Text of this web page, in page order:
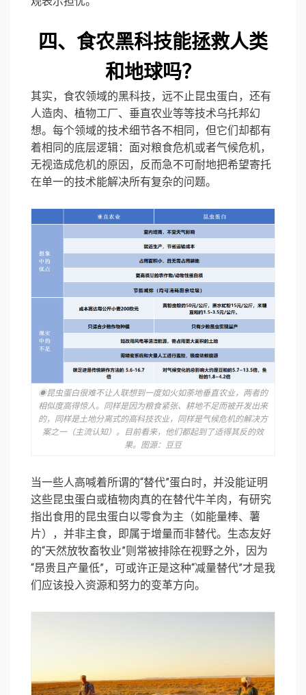
四、 食农黑科技能拯救人类
和地球吗？
其实，食农领域的黑科技，远不止昆虫蛋白，还有
人造肉、植物工厂、垂直农业等等技术乌托邦幻
想。 每个领域的技术细节各不相同，但它们却都有
着相同的底层逻辑：面对粮食危机或者气候危机，
无视造成危机的原因，反而急不可耐地把希望寄托
在单一的技术能解决所有复杂的问题。
◉昆虫蛋白很难不让人联想到一度如火如荼地垂直农业，两者的
相似度高得惊人。同样是因为粮食紧张、耕地不足而被开发出来
的，同样是土地分离式的高科技农业，同样是气候危机的解决方
案之一（主流认知）。目前看来，他们都起到了适得其反的效
果。图源：豆豆
当一些人高喊着所谓的“替代”蛋白时，并没能证明
这些昆虫蛋白或植物肉真的在替代牛羊肉，有研究
指出食用的昆虫蛋白以零食为主（如能量棒、薯
片），并非主食，即属于增量而非替代。生态友好
的“天然放牧畜牧业”则常被排除在视野之外，因为
“昂贵且产量低”，可或许正是这种“减量替代”才是我
们应该投入资源和努力的变革方向。